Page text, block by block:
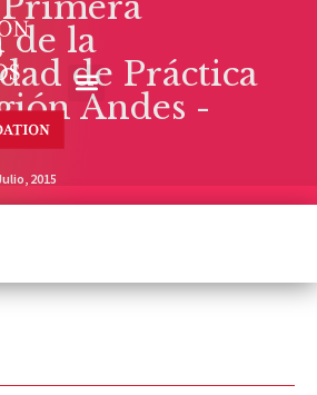
de la
de Práctica
Andes -
2015